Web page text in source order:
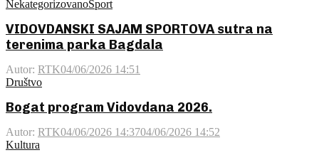
NekategorizovanoSport
VIDOVDANSKI SAJAM SPORTOVA sutra na
terenima parka Bagdala
Autor: RTK04/06/2026 14:51
Društvo
Bogat program Vidovdana 2026.
Autor: RTK04/06/2026 14:3704/06/2026 14:52
Kultura